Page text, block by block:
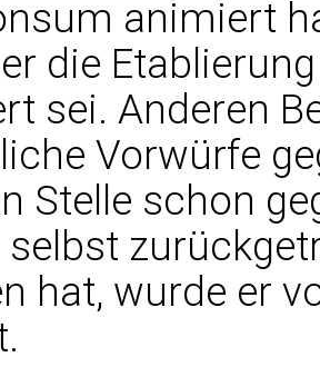
animiert
die
sei. Anderen
Vorwürfe
Stelle schon
hat, wurde er